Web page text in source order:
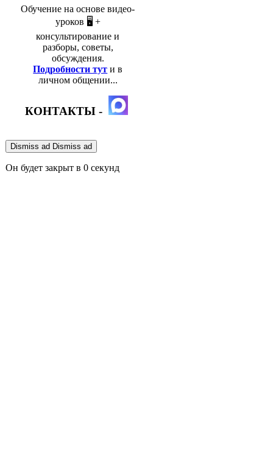
Обучение на основе видео-
уроков 🖥️ +
консультирование и
разборы, советы,
обсуждения.
Подробности тут и в
личном общении...
КОНТАКТЫ -
Dismiss ad Dismiss ad
Он будет закрыт в 0 секунд